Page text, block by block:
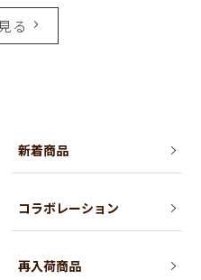
る
新着商品
コラボレーション
再入荷商品